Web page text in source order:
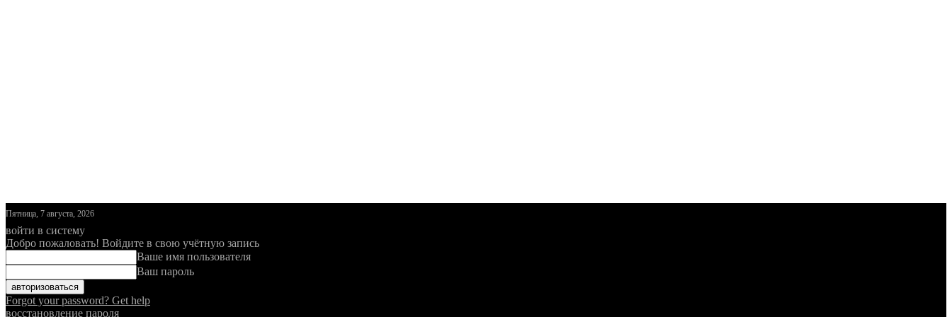
Пятница, 7 августа, 2026
войти в систему
Добро пожаловать! Войдите в свою учётную запись
Ваше имя пользователя
Ваш пароль
Forgot your password? Get help
восстановление пароля